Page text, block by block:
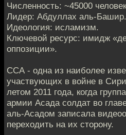
Численность: ~45000
Лидер: Абдуллах аль-Башир.
Идеология: исламизм.
Ключевой ресурс: имидж
оппозиции».
ССА - одна из наиболее
участвующих в войне в
летом 2011 года, когда
армии Асада солдат во
аль-Асадом записала
переходить на их сторону.